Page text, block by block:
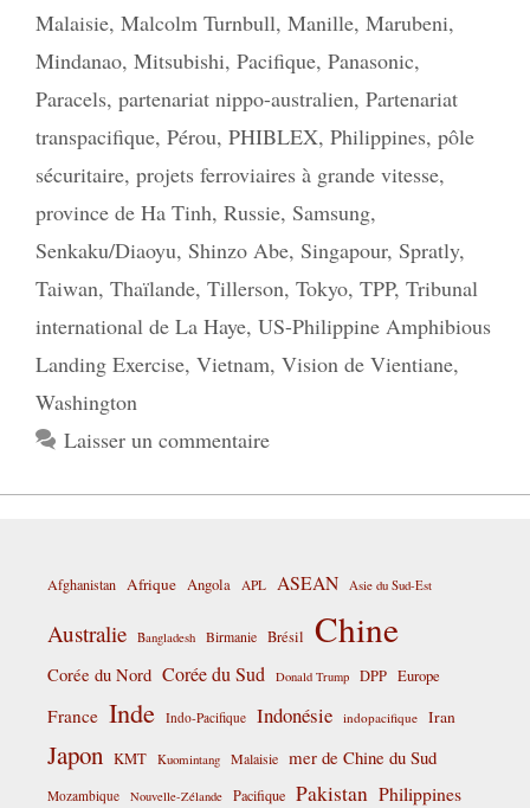
Malaisie, Malcolm Turnbull, Manille, Marubeni,
Mindanao, Mitsubishi, Pacifique, Panasonic,
Paracels, partenariat nippo-australien, Partenariat
transpacifique, Pérou, PHIBLEX, Philippines, pôle
sécuritaire, projets ferroviaires à grande vitesse,
province de Ha Tinh, Russie, Samsung,
Senkaku/Diaoyu, Shinzo Abe, Singapour, Spratly,
Taiwan, Thaïlande, Tillerson, Tokyo, TPP, Tribunal
international de La Haye, US-Philippine Amphibious
Landing Exercise, Vietnam, Vision de Vientiane,
Washington
Laisser un commentaire
Afghanistan Afrique Angola APL ASEAN Asie du Sud-Est
Australie Bangladesh Birmanie Brésil Chine
Corée du Nord Corée du Sud Donald Trump DPP Europe
France Inde Indo-Pacifique Indonésie indopacifique Iran
Japon KMT Kuomintang Malaisie mer de Chine du Sud
Mozambique Nouvelle-Zélande Pacifique Pakistan Philippines